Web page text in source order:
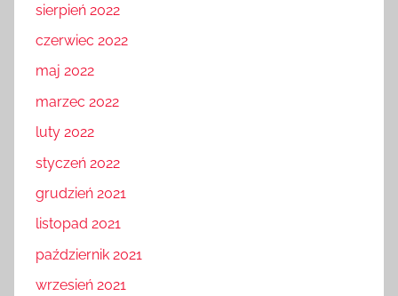
sierpień 2022
czerwiec 2022
maj 2022
marzec 2022
luty 2022
styczeń 2022
grudzień 2021
listopad 2021
październik 2021
wrzesień 2021